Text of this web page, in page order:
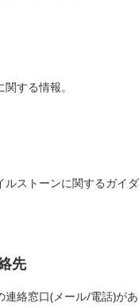
する情報。
ルストーンに関するガイダ
先
絡窓口(メール/電話)があ